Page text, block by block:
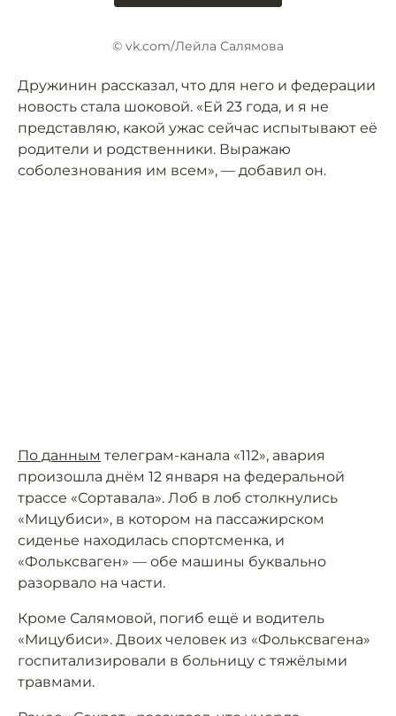
© vk.com/Лейла Салямова
Дружинин рассказал, что для него и федерации
новость стала шоковой. «Ей 23 года, и я не
представляю, какой ужас сейчас испытывают её
родители и родственники. Выражаю
соболезнования им всем», — добавил он.
По данным телеграм-канала «112», авария
произошла днём 12 января на федеральной
трассе «Сортавала». Лоб в лоб столкнулись
«Мицубиси», в котором на пассажирском
сиденье находилась спортсменка, и
«Фольксваген» — обе машины буквально
разорвало на части.
Кроме Салямовой, погиб ещё и водитель
«Мицубиси». Двоих человек из «Фольксвагена»
госпитализировали в больницу с тяжёлыми
травмами.